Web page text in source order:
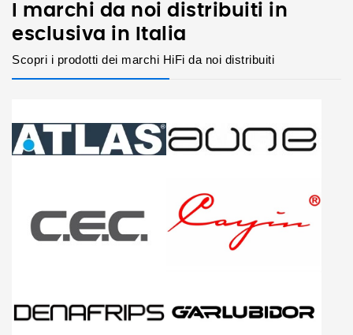
I marchi da noi distribuiti in
esclusiva in Italia
Scopri i prodotti dei marchi HiFi da noi distribuiti